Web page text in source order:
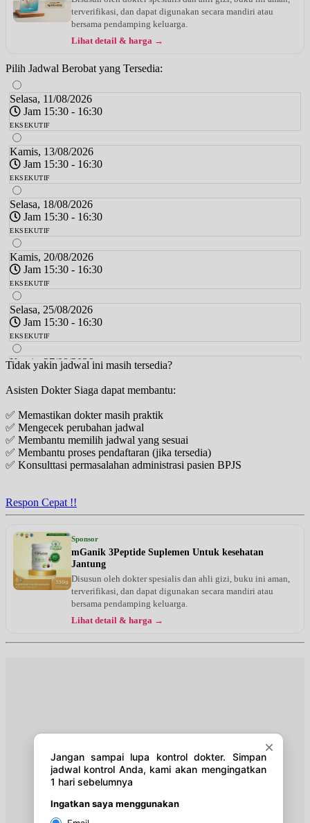
terverifikasi, dan dapat digunakan secara mandiri atau
bersama pendamping keluarga.
Lihat detail & harga →
Pilih Jadwal Berobat yang Tersedia:
Selasa, 11/08/2026
Jam 15:30 - 16:30
EKSEKUTIF
Kamis, 13/08/2026
Jam 15:30 - 16:30
EKSEKUTIF
Selasa, 18/08/2026
Jam 15:30 - 16:30
EKSEKUTIF
Kamis, 20/08/2026
Jam 15:30 - 16:30
EKSEKUTIF
Selasa, 25/08/2026
Jam 15:30 - 16:30
EKSEKUTIF
Kamis, 27/08/2026
Jam 15:30 - 16:30
EKSEKUTIF
Selasa, 01/09/2026
Jam 15:30 - 16:30
EKSEKUTIF
Kamis, 03/09/2026
Tidak yakin jadwal ini masih tersedia?
Asisten Dokter Siaga dapat membantu:
✅ Memastikan dokter masih praktik
✅ Mengecek perubahan jadwal
✅ Membantu memilih jadwal yang sesuai
✅ Membantu proses pendaftaran (jika tersedia)
✅ Konsulttasi permasalahan administrasi pasien BPJS
Respon Cepat !!
Sponsor
mGanik 3Peptide Suplemen Untuk kesehatan
Jantung
Disusun oleh dokter spesialis dan ahli gizi, buku ini aman,
terverifikasi, dan dapat digunakan secara mandiri atau
bersama pendamping keluarga.
Lihat detail & harga →